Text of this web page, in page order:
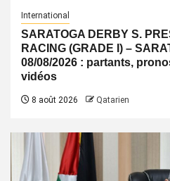
International
SARATOGA DERBY S.
RACING (GRADE I) –
08/08/2026 : partants,
vidéos
8 août 2026 Qatarien